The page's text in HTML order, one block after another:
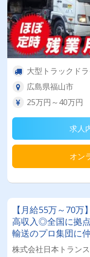
大型トラックド
広島県福山市
25万円～40万円
求人
オン
【月給55万～70
高収入◎全国に拠
輸送のプロ集団に
リッチな生活を手
株式会社日本トラン